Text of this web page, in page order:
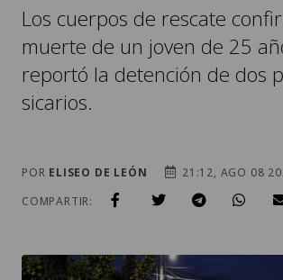
Los cuerpos de rescate
muerte de un joven de 25
reportó la detención de dos
sicarios.
POR ELISEO DE LEÓN
21:12, AGO 08
COMPARTIR: